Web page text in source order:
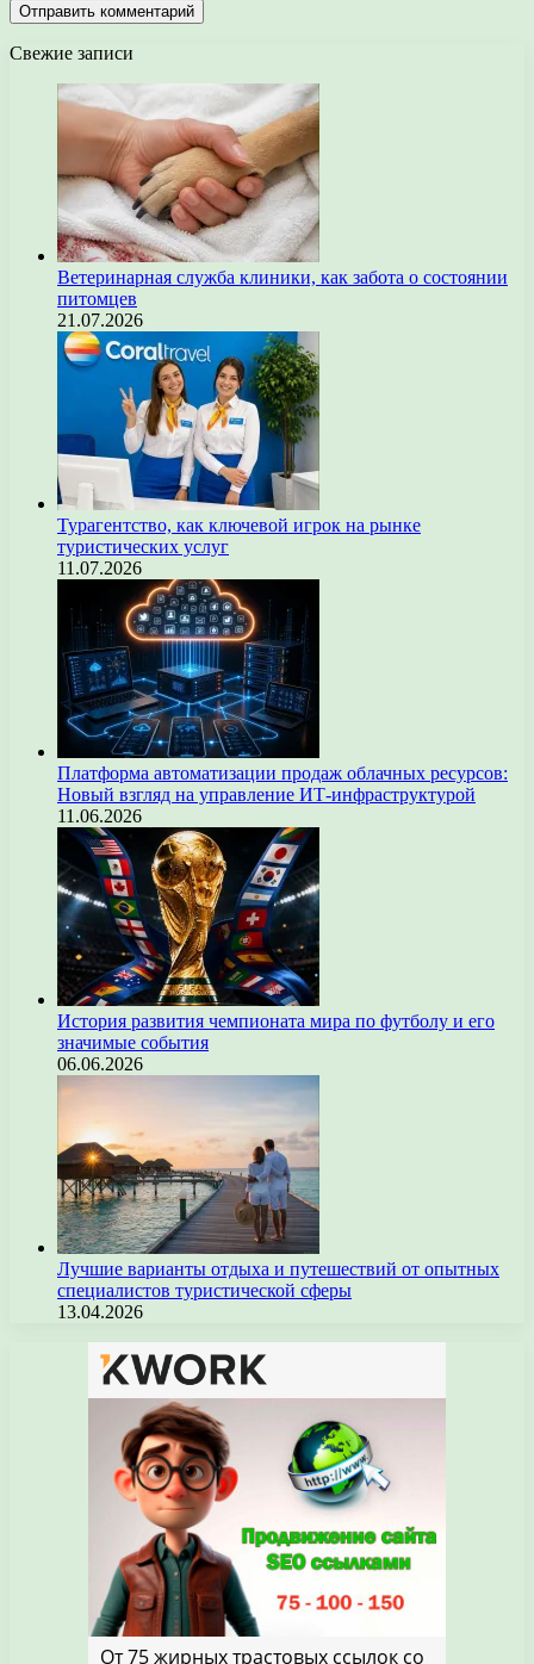
Свежие записи
Ветеринарная служба клиники, как забота о состоянии
питомцев
21.07.2026
Турагентство, как ключевой игрок на рынке
туристических услуг
11.07.2026
Платформа автоматизации продаж облачных ресурсов:
Новый взгляд на управление ИТ-инфраструктурой
11.06.2026
История развития чемпионата мира по футболу и его
значимые события
06.06.2026
Лучшие варианты отдыха и путешествий от опытных
специалистов туристической сферы
13.04.2026